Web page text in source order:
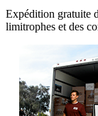
Expédition gratuite
limitrophes et des